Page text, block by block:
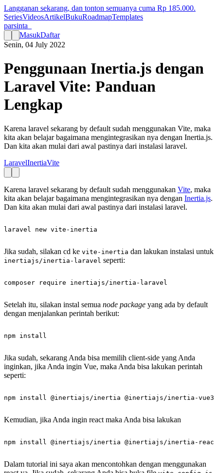
Langganan sekarang, dan tonton semuanya cuma Rp 185.000.
SeriesVideosArtikelBukuRoadmapTemplates
parsinta_
MasukDaftar
Senin, 04 July 2022
Penggunaan Inertia.js dengan
Laravel Vite: Panduan
Lengkap
Karena laravel sekarang by default sudah menggunakan Vite, maka
kita akan belajar bagaimana mengintegrasikan nya dengan Inertia.js.
Dan kita akan mulai dari awal pastinya dari instalasi laravel.
LaravelInertiaVite
Karena laravel sekarang by default sudah menggunakan Vite, maka
kita akan belajar bagaimana mengintegrasikan nya dengan Inertia.js.
Dan kita akan mulai dari awal pastinya dari instalasi laravel.
Jika sudah, silakan cd ke vite-inertia dan lakukan instalasi untuk
inertiajs/inertia-laravel seperti:
Setelah itu, silakan instal semua node package yang ada by default
dengan menjalankan perintah berikut:
Jika sudah, sekarang Anda bisa memilih client-side yang Anda
inginkan, jika Anda ingin Vue, maka Anda bisa lakukan perintah
seperti:
Kemudian, jika Anda ingin react maka Anda bisa lakukan
npm install @inertiajs/inertia @inertiajs/inertia-
Dalam tutorial ini saya akan mencontohkan dengan menggunakan